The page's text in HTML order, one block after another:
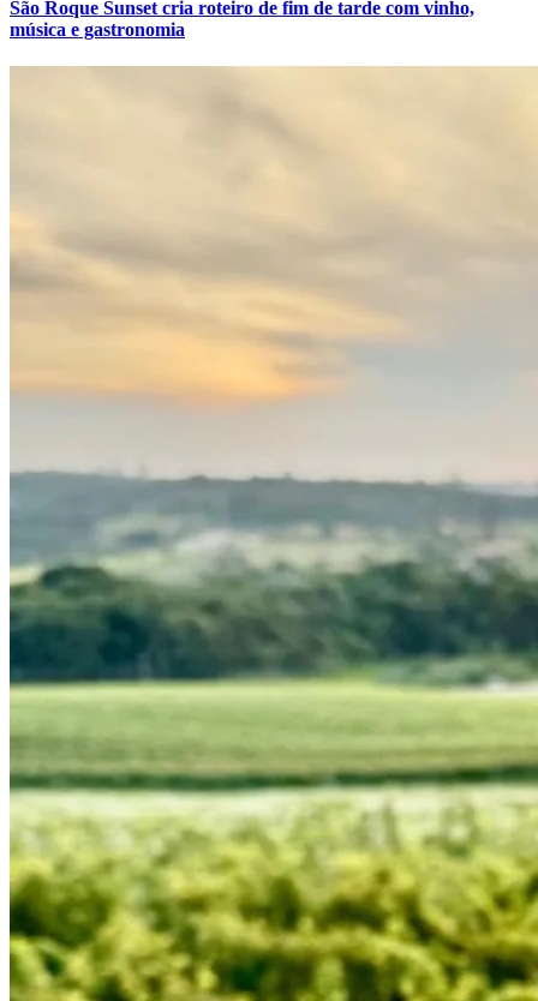
Cruzeiro
São Roque Sunset cria roteiro de fim de tarde com vinho,
música e gastronomia